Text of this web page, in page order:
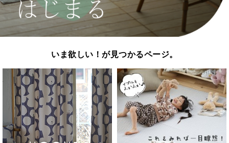
いま欲しい！が見つかるページ。